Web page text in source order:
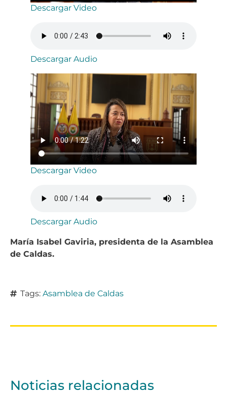
Descargar Video
Descargar Audio
Descargar Video
Descargar Audio
María Isabel Gaviria, presidenta de la Asamblea
de Caldas.
Tags: Asamblea de Caldas
Noticias relacionadas